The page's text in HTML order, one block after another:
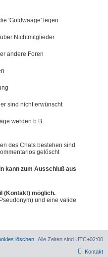
'Goldwaage' legen
Nichtmitglieder
andere Foren
sind nicht erwünscht
werden b.B.
des Chats bestehen sind
gelöscht
kann zum Ausschluß aus
(Kontakt) möglich.
und eine valide
Alle Zeiten sind UTC+02:00
löschen
Kontakt